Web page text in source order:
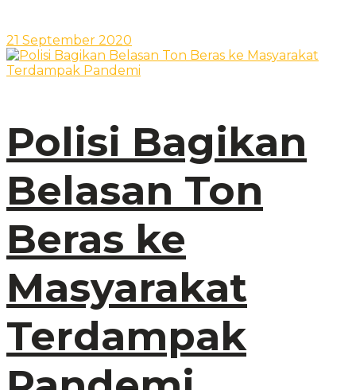
21 September 2020
Polisi Bagikan
Belasan Ton
Beras ke
Masyarakat
Terdampak